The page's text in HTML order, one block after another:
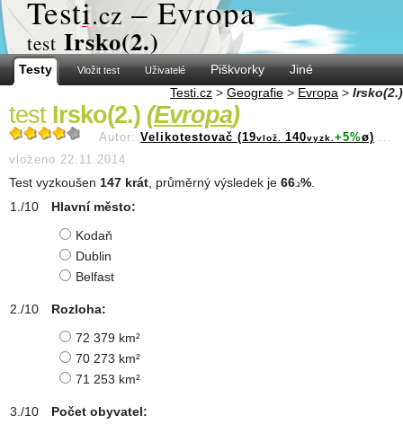
Testi.cz – Evropa
test Irsko(2.)
Testy Vložit test Uživatelé Piškvorky
Jiné
Testi.cz > Geografie > Evropa > Irsko(2.)
test Irsko(2.) (Evropa)
Autor: Velikotestovač (19vlož. 140vyzk. +5%ø) ...
vloženo 22.11.2014
Test vyzkoušen 147 krát , průměrný výsledek je 66 .2%
Hlavní město:
Kodaň
Dublin
Belfast
Rozloha:
72 379 km²
70 273 km²
71 253 km²
Počet obyvatel: